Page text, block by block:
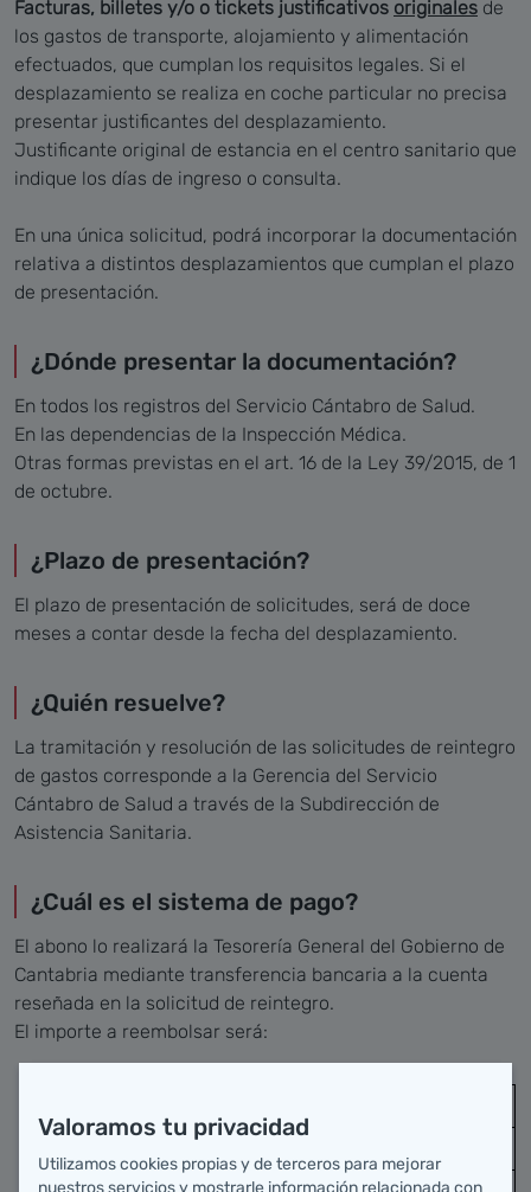
Facturas, billetes y/o o tickets justificativos originales de
los gastos de transporte, alojamiento y alimentación
efectuados, que cumplan los requisitos legales. Si el
desplazamiento se realiza en coche particular no precisa
presentar justificantes del desplazamiento.
Justificante original de estancia en el centro sanitario que
indique los días de ingreso o consulta.
En una única solicitud, podrá incorporar la documentación
relativa a distintos desplazamientos que cumplan el plazo
de presentación.
¿Dónde presentar la documentación?
En todos los registros del Servicio Cántabro de Salud.
En las dependencias de la Inspección Médica.
Otras formas previstas en el art. 16 de la Ley 39/2015, de 1
de octubre.
¿Plazo de presentación?
El plazo de presentación de solicitudes, será de doce
meses a contar desde la fecha del desplazamiento.
¿Quién resuelve?
La tramitación y resolución de las solicitudes de reintegro
de gastos corresponde a la Gerencia del Servicio
Cántabro de Salud a través de la Subdirección de
Asistencia Sanitaria.
¿Cuál es el sistema de pago?
El abono lo realizará la Tesorería General del Gobierno de
Cantabria mediante transferencia bancaria a la cuenta
reseñada en la solicitud de reintegro.
El importe a reembolsar será:
Valoramos tu privacidad
Utilizamos cookies propias y de terceros para mejorar
nuestros servicios y mostrarle información relacionada con